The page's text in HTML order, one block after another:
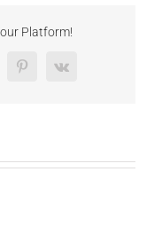
Platform!
Pinterest
Vk